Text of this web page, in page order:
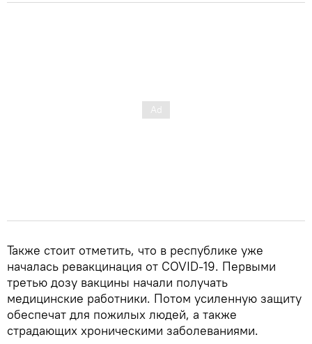
Также стоит отметить, что в республике уже
началась ревакцинация от COVID-19. Первыми
третью дозу вакцины начали получать
медицинские работники. Потом усиленную защиту
обеспечат для пожилых людей, а также
страдающих хроническими заболеваниями.